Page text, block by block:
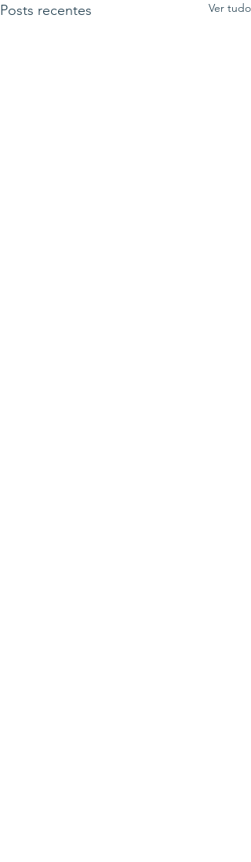
Posts recentes Ver tudo